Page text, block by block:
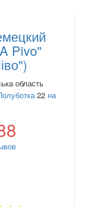
Pivo"
область
22 на